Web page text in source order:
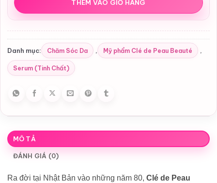
THÊM VÀO GIỎ HÀNG
Danh mục: Chăm Sóc Da , Mỹ phẩm Clé de Peau Beauté ,
Serum (Tinh Chất)
MÔ TẢ
ĐÁNH GIÁ (0)
Ra đời tại Nhật Bản vào những năm 80, Clé de Peau